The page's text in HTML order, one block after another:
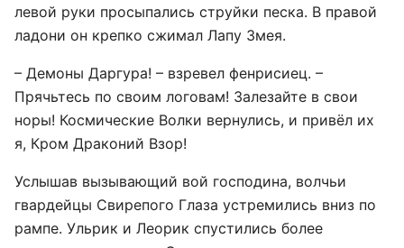
левой руки просыпались струйки песка. В правой
ладони он крепко сжимал Лапу Змея.
– Демоны Даргура! – взревел фенрисиец. –
Прячьтесь по своим логовам! Залезайте в свои
норы! Космические Волки вернулись, и привёл их
я, Кром Драконий Взор!
Услышав вызывающий вой господина, волчьи
гвардейцы Свирепого Глаза устремились вниз по
рампе. Ульрик и Леорик спустились более